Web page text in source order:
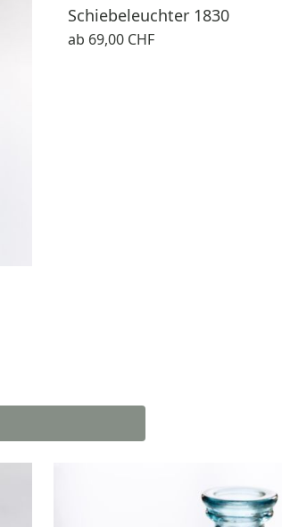
Schiebeleuchter 1830
ab 69,00 CHF